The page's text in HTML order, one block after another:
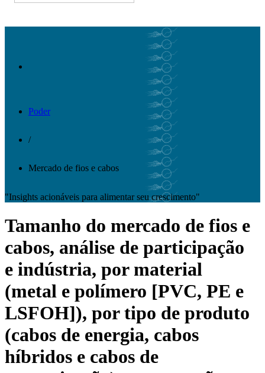
Poder
/
Mercado de fios e cabos
"Insights acionáveis ​​para alimentar seu crescimento"
Tamanho do mercado de fios e
cabos, análise de participação
e indústria, por material
(metal e polímero [PVC, PE e
LSFOH]), por tipo de produto
(cabos de energia, cabos
híbridos e cabos de